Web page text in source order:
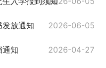
放通知 2026-06-05
知 2026-04-27